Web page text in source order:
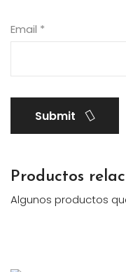
Email *
Submit
Productos
Algunos productos